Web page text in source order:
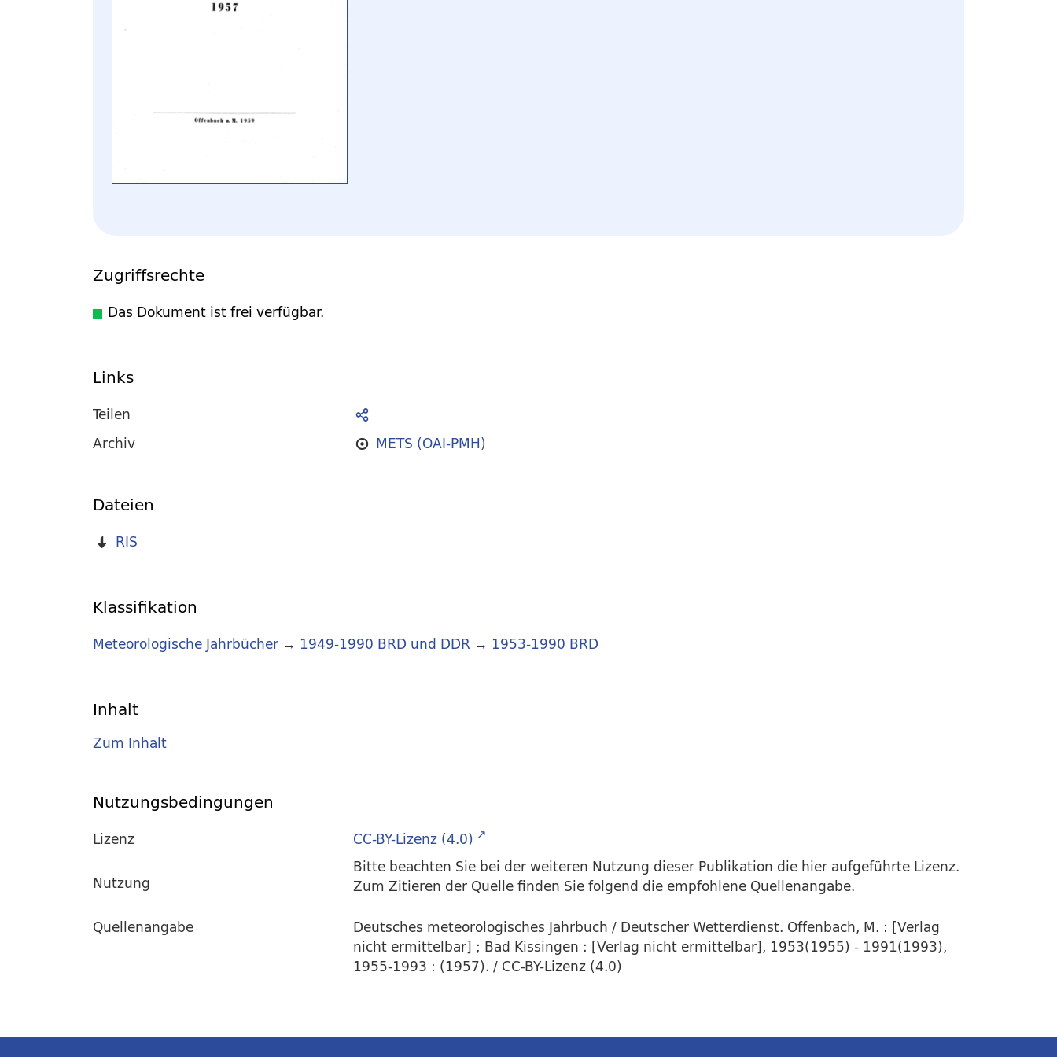
Zugriffsrechte
Das Dokument ist frei verfügbar.
Links
Teilen
Archiv
METS (OAI-PMH)
Dateien
RIS
Klassifikation
Meteorologische Jahrbücher → 1949-1990 BRD und DDR → 1953-1990 BRD
Inhalt
Zum Inhalt
Nutzungsbedingungen
Lizenz
CC-BY-Lizenz (4.0)
Nutzung
Bitte beachten Sie bei der weiteren Nutzung dieser Publikation die hier aufgeführte Lizenz.
Zum Zitieren der Quelle finden Sie folgend die empfohlene Quellenangabe.
Quellenangabe
Deutsches meteorologisches Jahrbuch / Deutscher Wetterdienst. Offenbach, M. : [Verlag
nicht ermittelbar] ; Bad Kissingen : [Verlag nicht ermittelbar], 1953(1955) - 1991(1993),
1955-1993 : (1957). / CC-BY-Lizenz (4.0)